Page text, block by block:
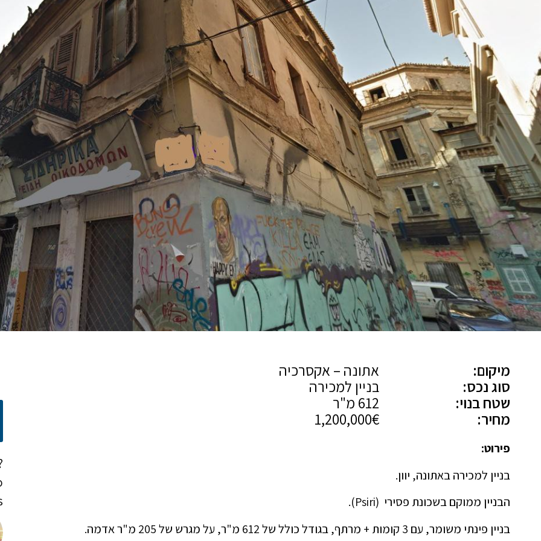
מיקום:
אתונה – אקסרכיה
סוג נכס:
בניין למכירה
שטח בנוי:
מחיר:
1,200,000€
פירוט:
בניין למכירה באתונה, יוון.
הבניין ממוקם בשכונת פסירי (Psiri).
בניין פינתי משומר, עם 3 קומות + מרתף, בגודל כולל של 612 מ"ר, על מגרש של 205 מ"ר אדמה.